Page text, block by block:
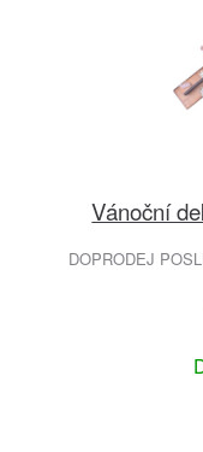
Vánoční
DOPRODEJ